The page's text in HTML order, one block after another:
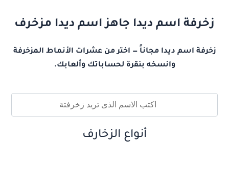
زخرفة اسم ديدا جاهز اسم ديدا مزخرف
زخرفة اسم ديدا مجاناً — اختر من عشرات الأنماط المزخرفة
وانسخه بنقرة لحساباتك وألعابك.
أنواع الزخارف